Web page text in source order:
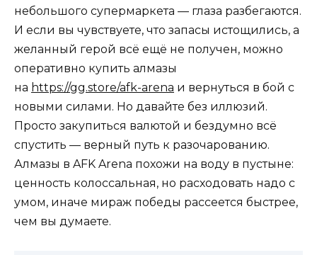
небольшого супермаркета — глаза разбегаются.
И если вы чувствуете, что запасы истощились, а
желанный герой всё ещё не получен, можно
оперативно купить алмазы
на https://gg.store/afk-arena и вернуться в бой с
новыми силами. Но давайте без иллюзий.
Просто закупиться валютой и бездумно всё
спустить — верный путь к разочарованию.
Алмазы в AFK Arena похожи на воду в пустыне:
ценность колоссальная, но расходовать надо с
умом, иначе мираж победы рассеется быстрее,
чем вы думаете.